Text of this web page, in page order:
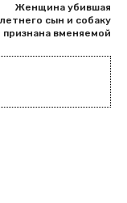
Женщина убившая
сын и собаку
признана вменяемой